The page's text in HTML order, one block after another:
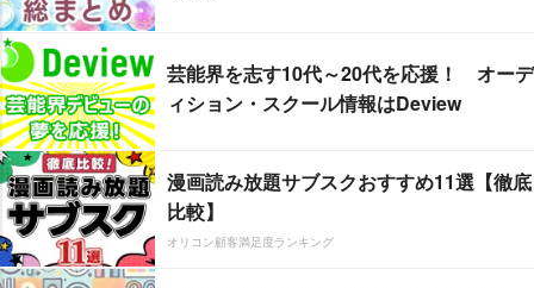
芸能界を志す10代～20代を応援！ オーデ
ィション・スクール情報はDeview
漫画読み放題サブスクおすすめ11選【徹底
比較】
オリコン顧客満足度ランキング